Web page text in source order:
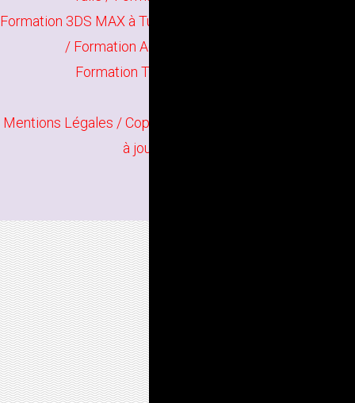
Formation 3DS MAX à Tulle
/ Formation Adobe Dimension à Tulle
Formation Twilight Render à Tulle
Mentions Légales / Copyright
à jour en juin 2026